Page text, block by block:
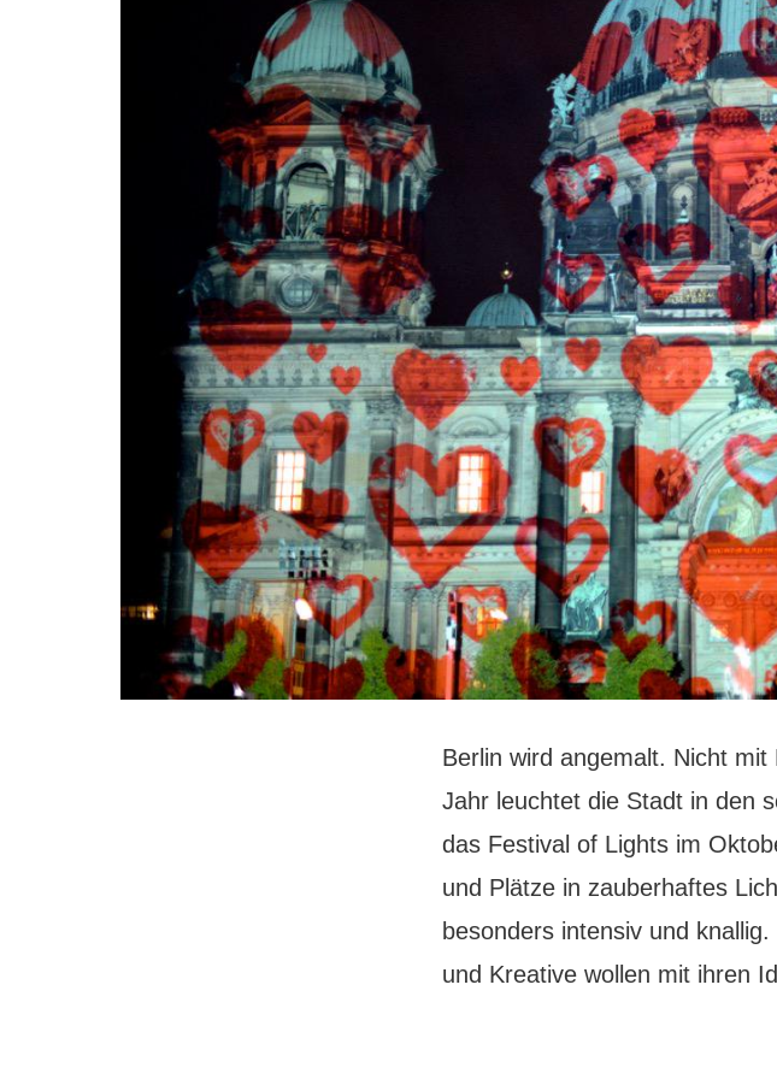
Berlin wird angemalt. Nicht
Jahr leuchtet die Stadt in den
das Festival of Lights im
und Plätze in zauberhaftes
besonders intensiv und
und Kreative wollen mit ihren